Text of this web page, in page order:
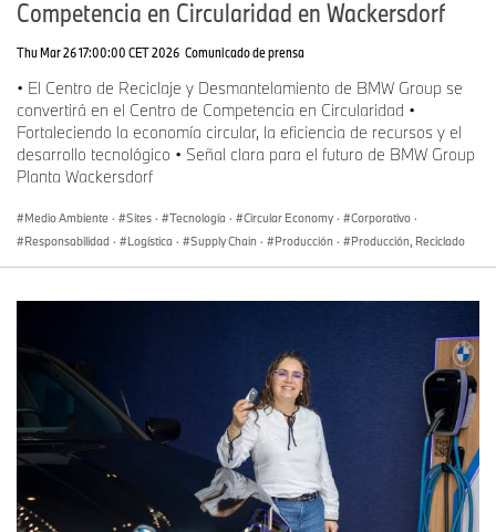
Competencia en Circularidad en Wackersdorf
Thu Mar 26 17:00:00 CET 2026 Comunicado de prensa
• El Centro de Reciclaje y Desmantelamiento de BMW Group se
convertirá en el Centro de Competencia en Circularidad •
Fortaleciendo la economía circular, la eficiencia de recursos y el
desarrollo tecnológico • Señal clara para el futuro de BMW Group
Planta Wackersdorf
Medio Ambiente · Sites · Tecnología · Circular Economy · Corporativo ·
Responsabilidad · Logística · Supply Chain · Producción · Producción, Reciclado